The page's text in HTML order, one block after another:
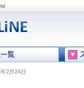
2月24日